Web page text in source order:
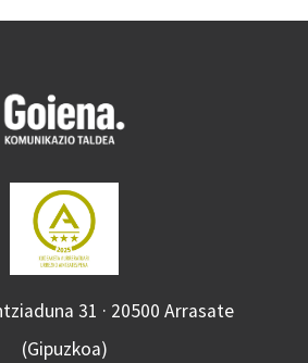
31 · 20500 Arrasate
(Gipuzkoa)